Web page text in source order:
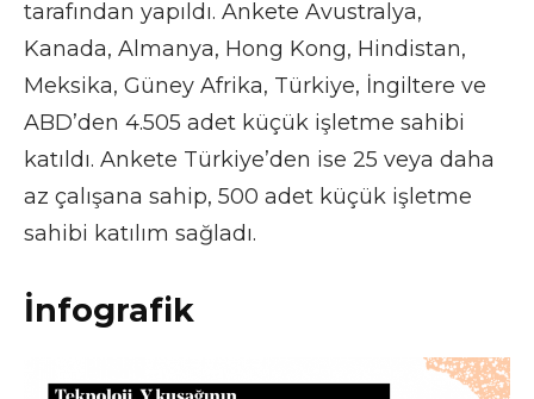
tarafından yapıldı. Ankete Avustralya,
Kanada, Almanya, Hong Kong, Hindistan,
Meksika, Güney Afrika, Türkiye, İngiltere ve
ABD’den 4.505 adet küçük işletme sahibi
katıldı. Ankete Türkiye’den ise 25 veya daha
az çalışana sahip, 500 adet küçük işletme
sahibi katılım sağladı.
İnfografik